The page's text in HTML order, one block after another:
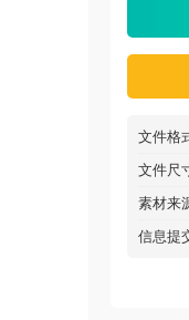
文件格
文件尺
素材来
信息提